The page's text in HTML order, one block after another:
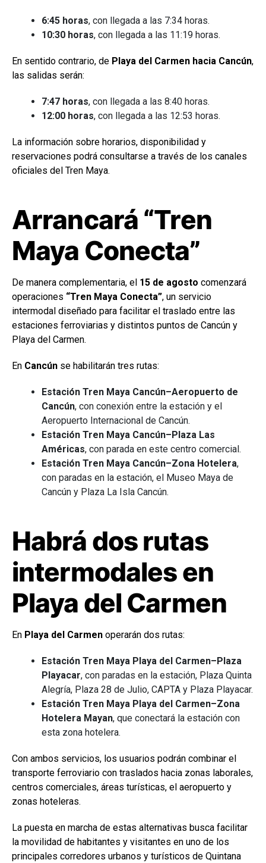
6:45 horas, con llegada a las 7:34 horas.
10:30 horas, con llegada a las 11:19 horas.
En sentido contrario, de Playa del Carmen hacia Cancún,
las salidas serán:
7:47 horas, con llegada a las 8:40 horas.
12:00 horas, con llegada a las 12:53 horas.
La información sobre horarios, disponibilidad y
reservaciones podrá consultarse a través de los canales
oficiales del Tren Maya.
Arrancará “Tren
Maya Conecta”
De manera complementaria, el 15 de agosto comenzará
operaciones “Tren Maya Conecta”, un servicio
intermodal diseñado para facilitar el traslado entre las
estaciones ferroviarias y distintos puntos de Cancún y
Playa del Carmen.
En Cancún se habilitarán tres rutas:
Estación Tren Maya Cancún–Aeropuerto de
Cancún, con conexión entre la estación y el
Aeropuerto Internacional de Cancún.
Estación Tren Maya Cancún–Plaza Las
Américas, con parada en este centro comercial.
Estación Tren Maya Cancún–Zona Hotelera,
con paradas en la estación, el Museo Maya de
Cancún y Plaza La Isla Cancún.
Habrá dos rutas
intermodales en
Playa del Carmen
En Playa del Carmen operarán dos rutas:
Estación Tren Maya Playa del Carmen–Plaza
Playacar, con paradas en la estación, Plaza Quinta
Alegría, Plaza 28 de Julio, CAPTA y Plaza Playacar.
Estación Tren Maya Playa del Carmen–Zona
Hotelera Mayan, que conectará la estación con
esta zona hotelera.
Con ambos servicios, los usuarios podrán combinar el
transporte ferroviario con traslados hacia zonas laborales,
centros comerciales, áreas turísticas, el aeropuerto y
zonas hoteleras.
La puesta en marcha de estas alternativas busca facilitar
la movilidad de habitantes y visitantes en uno de los
principales corredores urbanos y turísticos de Quintana